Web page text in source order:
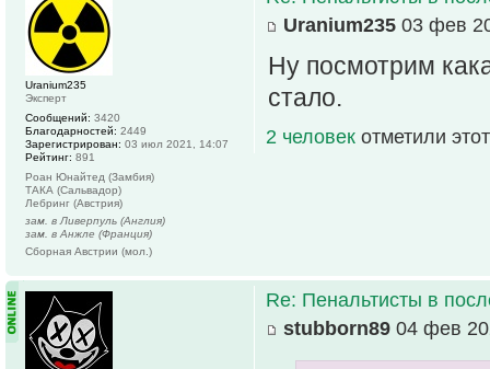
Uranium235 03 фев
Ну посмотрим
стало.
2 человек отметили
Uranium235
Эксперт
Сообщений: 3420
Благодарностей: 2449
Зарегистрирован: 03 июл 2021, 14:07
Рейтинг: 891
Роан Юнайтед (Замбия)
ТАКА (Сальвадор)
Лебринг (Австрия)
зам. в Ливерпуль (Англия)
зам. в Анжле (Франция)
Сборная Австрии (мол.)
Re: Пенальтисты в
stubborn89 04 фев